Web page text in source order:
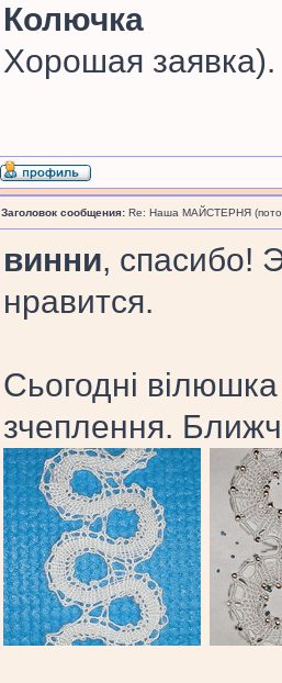
Колючка
Хорошая заявка).
Заголовок сообщения: Re: Наша МАЙСТЕРНЯ
винни, спасибо!
нравится.
Сьогодні
зчеплення.